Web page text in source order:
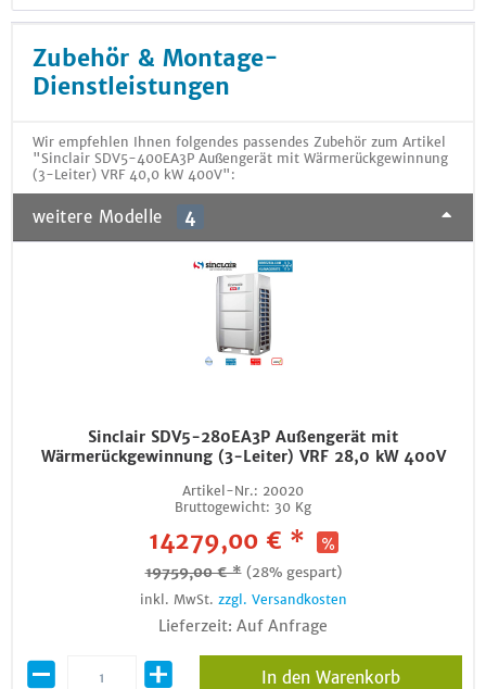
Zubehör & Montage-
Dienstleistungen
Wir empfehlen Ihnen folgendes passendes Zubehör zum Artikel
"Sinclair SDV5-400EA3P Außengerät mit Wärmerückgewinnung
(3-Leiter) VRF 40,0 kW 400V":
weitere Modelle 4
Sinclair SDV5-280EA3P Außengerät mit
Wärmerückgewinnung (3-Leiter) VRF 28,0 kW 400V
Artikel-Nr.: 20020
Bruttogewicht: 30 Kg
14279,00 € *
19759,00 € * (28% gespart)
inkl. MwSt. zzgl. Versandkosten
Lieferzeit: Auf Anfrage
In den Warenkorb